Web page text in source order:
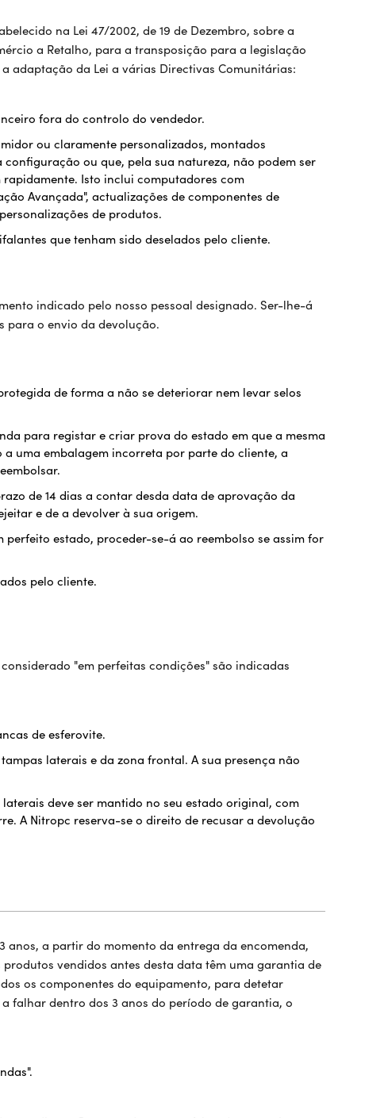
na Lei 47/2002, de 19 de Dezembro, sobre a
a Retalho, para a transposição para a legislação
adaptação da Lei a várias Directivas Comunitárias:
fora do controlo do vendedor.
ou claramente personalizados, montados
ou que, pela sua natureza, não podem ser
Isto inclui computadores com
Avançada", actualizações de componentes de
de produtos.
que tenham sido deselados pelo cliente.
indicado pelo nosso pessoal designado. Ser-lhe-á
para o envio da devolução.
de forma a não se deteriorar nem levar selos
para registar e criar prova do estado em que a mesma
uma embalagem incorreta por parte do cliente, a
de 14 dias a contar desda data de aprovação da
e de a devolver à sua origem.
estado, proceder-se-á ao reembolso se assim for
pelo cliente.
"em perfeitas condições" são indicadas
de esferovite.
laterais e da zona frontal. A sua presença não
deve ser mantido no seu estado original, com
A Nitropc reserva-se o direito de recusar a devolução
a partir do momento da entrega da encomenda,
vendidos antes desta data têm uma garantia de
os componentes do equipamento, para detetar
falhar dentro dos 3 anos do período de garantia, o